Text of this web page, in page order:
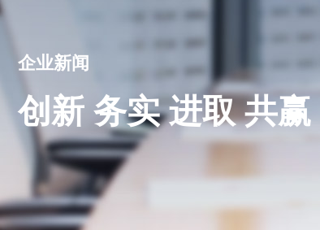
企业新闻
创新 务实 进取 共赢